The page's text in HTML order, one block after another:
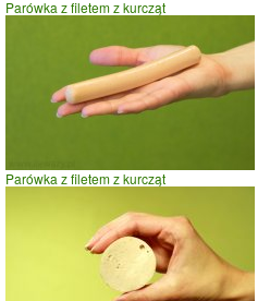
Parówka z filetem z kurcząt
Parówka z filetem z kurcząt